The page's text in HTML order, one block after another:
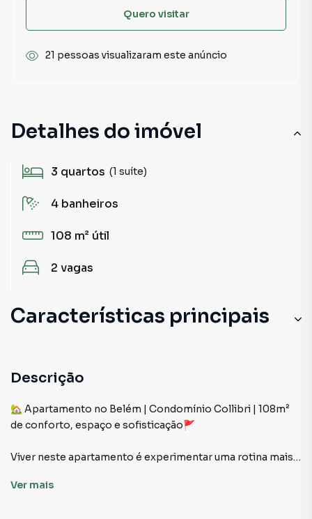
Detalhes do imóvel
3 quartos (1 suíte)
4 banheiros
108 m² útil
2 vagas
Características principais
Elevador
Churrasqueira
Descrição
🏡 Apartamento no Belém | Condomínio Collibri | 108m²
de conforto, espaço e sofisticação🚩
Viver neste apartamento é experimentar uma rotina mais
distribuídos, ele entrega a sensação de casa, com a
Ver mais
Quero visitar
21 pessoas visualizaram este anúncio